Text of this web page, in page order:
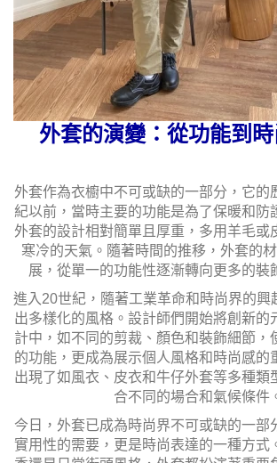
外套的演變：從功能到
外套作為衣櫥中不可或缺的一部分，它的
紀以前，當時主要的功能是為了保暖和防
外套的設計相對簡單且厚重，多用羊毛或
寒冷的天氣。隨著時間的推移，外套的
展，從單一的功能性逐漸轉向更多的裝
進入20世紀，隨著工業革命和時尚界的興
出多樣化的風格。設計師們開始將創新的
計中，如不同的剪裁、顏色和裝飾細節，
的功能，更成為展示個人風格和時尚感的
出現了如風衣、皮衣和牛仔外套等多種類
合不同的場合和氣候條件
今日，外套已成為時尚界不可或缺的一部
實用性的需要，更是時尚表達的一種方式